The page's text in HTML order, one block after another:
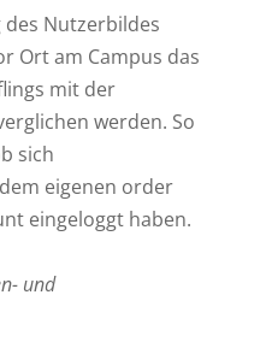
Nutzerbildes
Ort am Campus das
mit der
werden. So
sich
eigenen order
eingeloggt haben.
und